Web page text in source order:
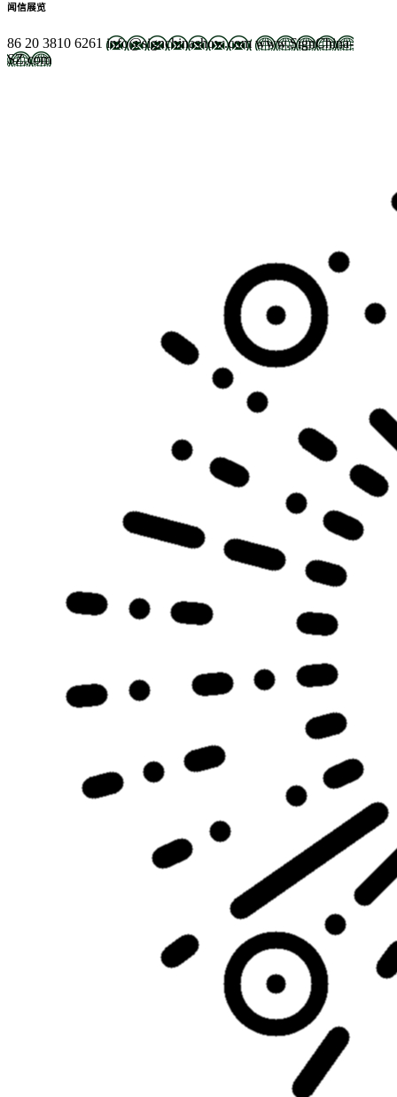
闻信展览
86 20 3810 6261 info@signchinashow.com www.SignChina-
SZ.com